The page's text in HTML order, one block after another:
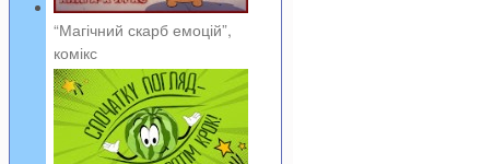
“Магічний скарб емоцій”,
комікс